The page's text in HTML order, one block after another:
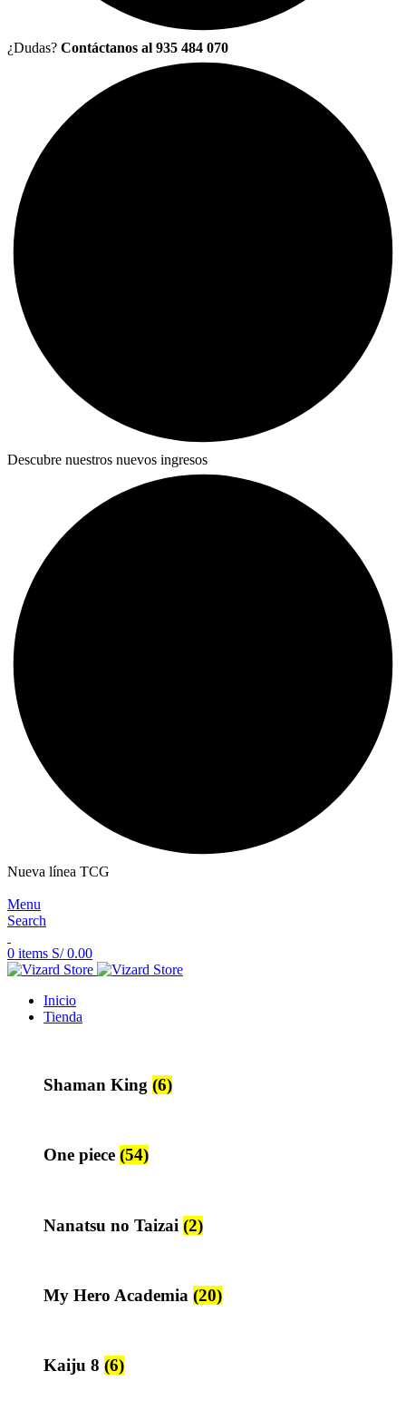
¿Dudas? Contáctanos al 935 484 070
Descubre nuestros nuevos ingresos
Nueva línea TCG
Menu
Search
0 items S/0.00
Inicio
Tienda
Shaman King (6)
One piece (54)
Nanatsu no Taizai (2)
My Hero Academia (20)
Kaiju 8 (6)